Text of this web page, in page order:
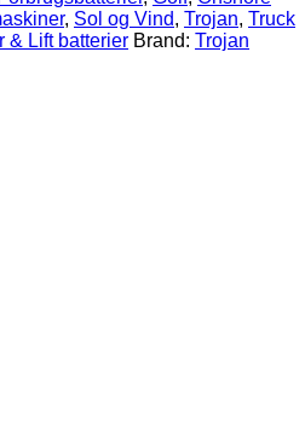
, Sol og Vind, Trojan, Truck
& Lift batterier Brand: Trojan